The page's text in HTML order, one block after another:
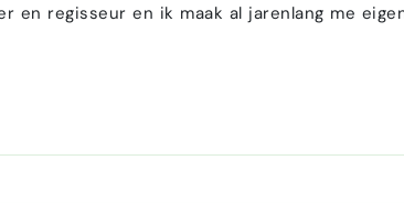
en regisseur en ik maak al jarenlang me